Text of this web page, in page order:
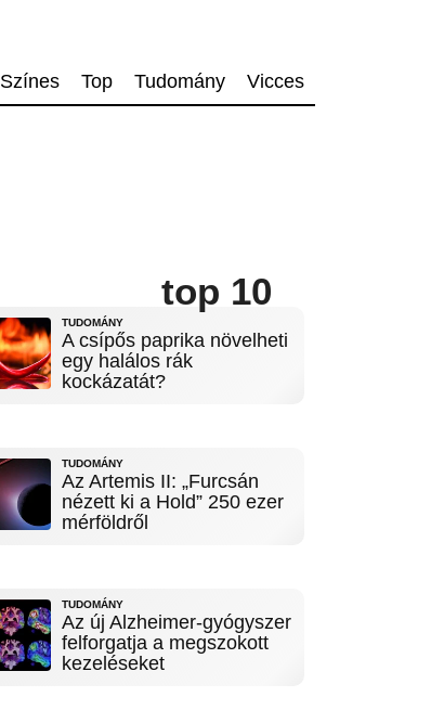
Színes Top Tudomány Vicces
top 10
TUDOMÁNY
A csípős paprika növelheti
egy halálos rák
kockázatát?
TUDOMÁNY
Az Artemis II: „Furcsán
nézett ki a Hold” 250 ezer
mérföldről
TUDOMÁNY
Az új Alzheimer-gyógyszer
felforgatja a megszokott
kezeléseket